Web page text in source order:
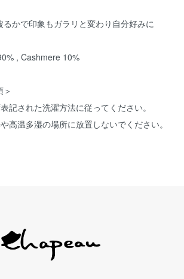
るかで印象もガラリと変わり自分好みに
, Cashmere 10%
＞
記された洗濯方法に従ってください。
高温多湿の場所に放置しないでください。